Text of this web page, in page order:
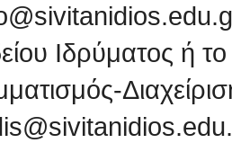
Ιδρύματος ή